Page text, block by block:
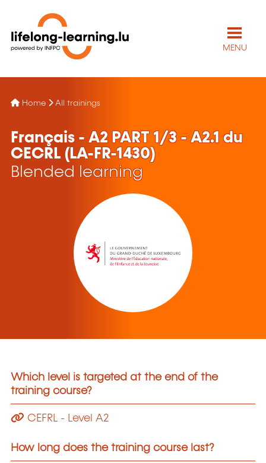
MENU
Home All trainings
Français - A2 PART 1/3 - A2.1 du
CECRL (LA-FR-1430)
Blended learning
Which level is targeted at the end of the
training course?
CEFRL - Level A2
How long does the training course last?